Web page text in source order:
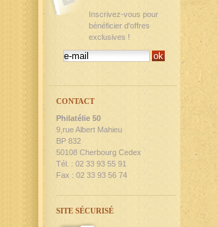
Inscrivez-vous pour
bénéficier d'offres
exclusives !
CONTACT
Philatélie 50
9,rue Albert Mahieu
BP 832
50108 Cherbourg Cedex
Tél. : 02 33 93 55 91
Fax : 02 33 93 56 74
SITE SÉCURISÉ